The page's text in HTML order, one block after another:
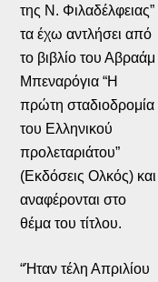
της Ν. Φιλαδέλφειας”
τα έχω αντλήσει από
το βιβλίο του Αβραάμ
Μπεναρόγια “Η
πρώτη σταδιοδρομία
του Ελληνικού
προλεταριάτου”
(Εκδόσεις Ολκός) και
αναφέρονται στο
θέμα του τίτλου.
“Ήταν τέλη Απριλίου